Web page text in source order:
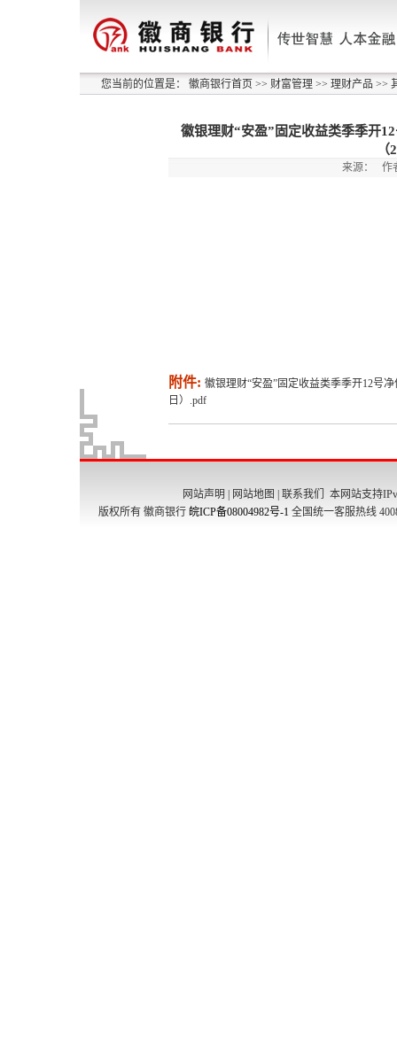
您当前的位置是： 徽商银行首页 >> 财富管理 >> 理财产品 >>
徽银理财“安盈”固定收益类季季开
来源： 作
附件: 徽银理财“安盈”固定收益类季季开12号
日）.pdf
网站声明 网站地图 联系我们
本网站支持
版权所有 徽商银行 皖ICP备08004982号-1 全国统一客服热线